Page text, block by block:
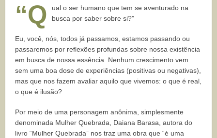
“Q
ual o ser humano que tem se aventurado na
busca por saber sobre si?”
Eu, você, nós, todos já passamos, estamos passando ou
passaremos por reflexões profundas sobre nossa existência
em busca de nossa essência. Nenhum crescimento vem
sem uma boa dose de experiências (positivas ou negativas),
mas que nos fazem avaliar aquilo que vivemos: o que é real,
o que é ilusão?
Por meio de uma personagem anônima, simplesmente
denominada Mulher Quebrada, Daiana Barasa, autora do
livro “Mulher Quebrada” nos traz uma obra que “é uma